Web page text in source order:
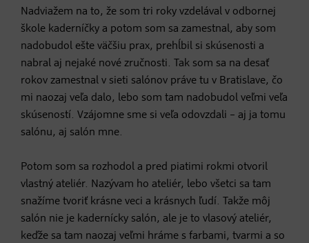
Nadviažem na to, že som tri roky vzdelával v odbornej
škole kaderníčky a potom som sa zamestnal, aby som
nadobudol ešte väčšiu prax, prehĺbil si skúsenosti a
nabral aj nejaké nové zručnosti. Tak som sa na desať
rokov zamestnal v sieti salónov práve tu v Bratislave, čo
mi naozaj veľa dalo, lebo som tam nadobudol veľmi veľa
skúseností. Vzájomne sme si veľa odovzdali – aj ja tomu
salónu, aj salón mne.
Potom som sa rozhodol a pred piatimi rokmi otvoril
vlastný ateliér. Nazývam ho ateliér, lebo všetci sa tam
snažíme tvoriť krásne veci a krásnych ľudí. Takže môj
salón nie je kadernícky salón, ale je to vlasový ateliér,
keďže sa tam naozaj veľmi hráme s farbami, tvarmi a so